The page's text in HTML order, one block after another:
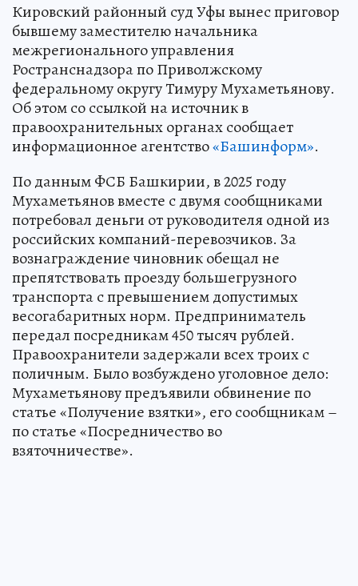
Кировский районный суд Уфы вынес приговор
бывшему заместителю начальника
межрегионального управления
Ространснадзора по Приволжскому
федеральному округу Тимуру Мухаметьянову.
Об этом со ссылкой на источник в
правоохранительных органах сообщает
информационное агентство«Башинформ».
По данным ФСБ Башкирии, в 2025 году
Мухаметьянов вместе с двумя сообщниками
потребовал деньги от руководителя одной из
российских компаний-перевозчиков. За
вознаграждение чиновник обещал не
препятствовать проезду большегрузного
транспорта с превышением допустимых
весогабаритных норм. Предприниматель
передал посредникам 450 тысяч рублей.
Правоохранители задержали всех троих с
поличным. Было возбуждено уголовное дело:
Мухаметьянову предъявили обвинение по
статье «Получение взятки», его сообщникам –
по статье «Посредничество во
взяточничестве».